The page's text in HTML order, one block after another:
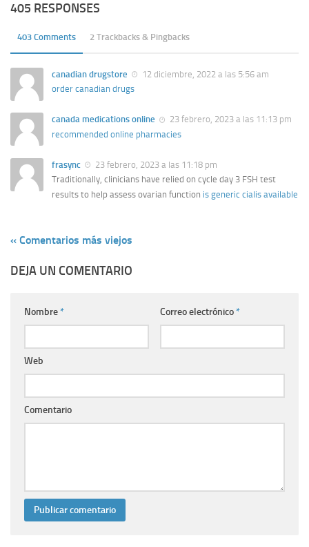
405 RESPONSES
403 Comments 2 Trackbacks & Pingbacks
canadian drugstore
12 diciembre, 2022 a las 5:56 am
order canadian drugs
canada medications online
23 febrero, 2023 a las 11:13 pm
recommended online pharmacies
frasync
23 febrero, 2023 a las 11:18 pm
Traditionally, clinicians have relied on cycle day 3 FSH test
results to help assess ovarian function is generic cialis available
« Comentarios más viejos
DEJA UN COMENTARIO
Nombre* Correo electrónico*
Web
Comentario